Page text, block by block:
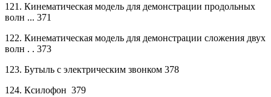
121. Кинематическая модель для демонстрации продольных
волн ... 371
122. Кинематическая модель для демонстрации сложения двух
волн . . 373
123. Бутыль с электрическим звонком 378
124. Ксилофон 379